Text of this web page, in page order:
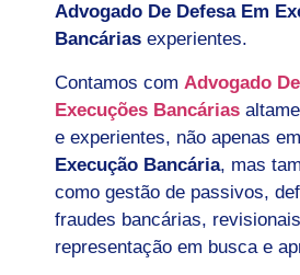
Advogado De Defesa Em
Bancárias experientes.
Contamos com Advogado
Execuções Bancárias
e experientes, não apenas em
Execução Bancária, mas
como gestão de passivos,
fraudes bancárias,
representação em busca e